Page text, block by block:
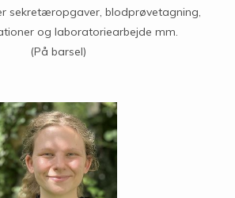
sekretæropgaver, blodprøvetagning,
og laboratoriearbejde mm.
(På barsel)